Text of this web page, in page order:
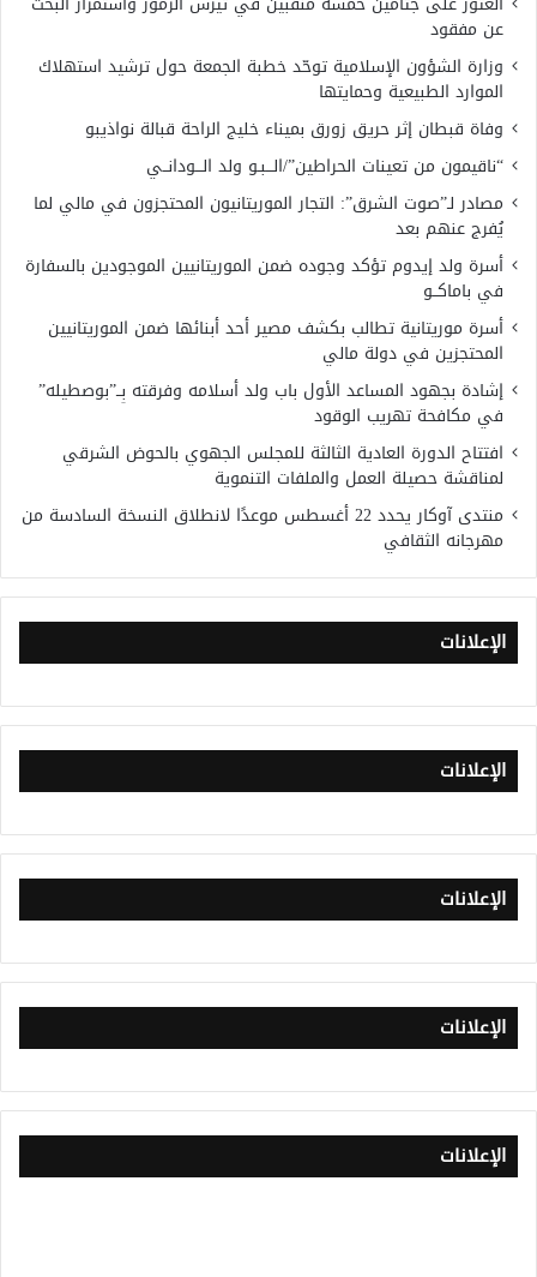
عن مفقود
وزارة الشؤون الإسلامية توحّد خطبة الجمعة حول ترشيد استهلاك
الموارد الطبيعية وحمايتها
وفاة قبطان إثر حريق زورق بميناء خليج الراحة قبالة نواذيبو
“ناقيمون من تعينات الحراطين”/الـــبـو ولد الـــودانــي
مصادر لـ”صوت الشرق”: التجار الموريتانيون المحتجزون في مالي لما
يُفرج عنهم بعد
أسرة ولد إيدوم تؤكد وجوده ضمن الموريتانيين الموجودين بالسفارة
في باماكــو
أسرة موريتانية تطالب بكشف مصير أحد أبنائها ضمن الموريتانيين
المحتجزين في دولة مالي
إشادة بجهود المساعد الأول باب ولد أسلامه وفرقته بِــ”بوصطيله”
في مكافحة تهريب الوقود
افتتاح الدورة العادية الثالثة للمجلس الجهوي بالحوض الشرقي
لمناقشة حصيلة العمل والملفات التنموية
منتدى آوكار يحدد 22 أغسطس موعدًا لانطلاق النسخة السادسة من
مهرجانه الثقافي
الإعلانات
الإعلانات
الإعلانات
الإعلانات
الإعلانات